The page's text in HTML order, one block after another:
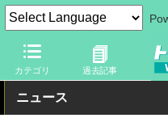
カテゴリ 過去記事
トラベル Watch 地域 国内
ニュース